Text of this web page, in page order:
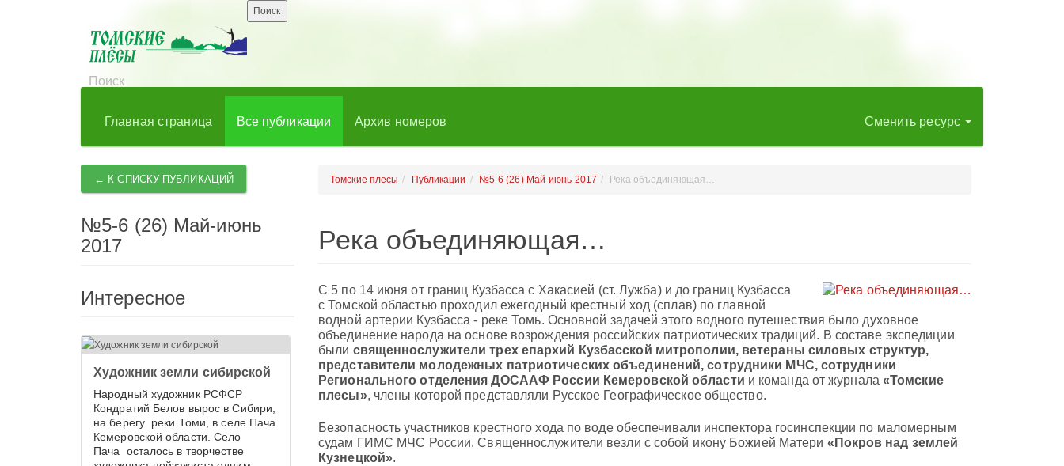
Главная страница Все публикации Архив номеров Сменить ресурс
← К СПИСКУ ПУБЛИКАЦИЙ
№5-6 (26) Май-июнь
2017
Интересное
Художник земли сибирской
Народный художник РСФСР
Кондратий Белов вырос в Сибири,
на берегу реки Томи, в селе Пача
Кемеровской области. Село
Пача осталось в творчестве
Томские плесы Публикации №5-6 (26) Май-июнь 2017 Река объединяющая…
Река объединяющая…
С 5 по 14 июня от границ Кузбасса с Хакасией (ст. Лужба) и до границ Кузбасса
с Томской областью проходил ежегодный крестный ход (сплав) по главной
водной артерии Кузбасса - реке Томь. Основной задачей этого водного путешествия было духовное
объединение народа на основе возрождения российских патриотических традиций. В составе экспедиции
были священнослужители трех епархий Кузбасской митрополии, ветераны силовых структур,
представители молодежных патриотических объединений, сотрудники МЧС, сотрудники
Регионального отделения ДОСААФ России Кемеровской области и команда от журнала «Томские
плесы», члены которой представляли Русское Географическое общество.
Безопасность участников крестного хода по воде обеспечивали инспектора госинспекции по маломерным
судам ГИМС МЧС России. Священнослужители везли с собой икону Божией Матери «Покров над землей
Кузнецкой».